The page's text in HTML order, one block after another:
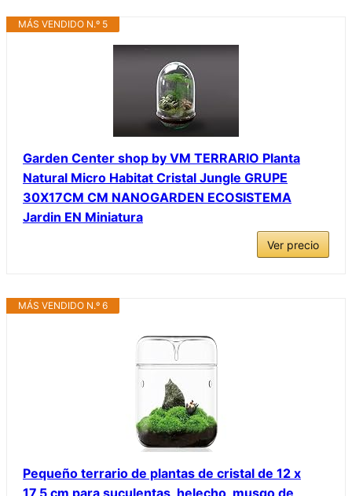
MÁS VENDIDO N.º 5
Garden Center shop by VM TERRARIO Planta
Natural Micro Habitat Cristal Jungle GRUPE
30X17CM CM NANOGARDEN ECOSISTEMA
Jardin EN Miniatura
Ver precio
MÁS VENDIDO N.º 6
Pequeño terrario de plantas de cristal de 12 x
17,5 cm para suculentas, helecho, musgo de